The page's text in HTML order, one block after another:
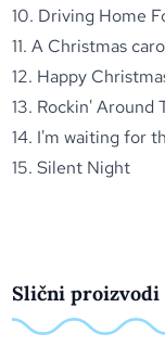
10. Driving Home
11. A Christmas
12. Happy
13. Rockin' Around
14. I'm waiting for
15. Silent Night
Slični proizvodi